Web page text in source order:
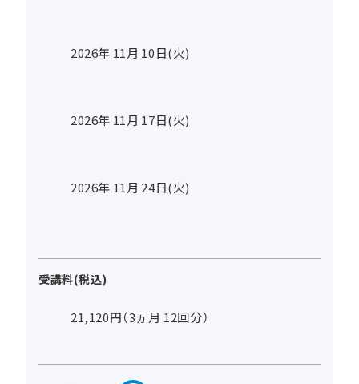
2026年 11月 10日(火)
2026年 11月 17日(火)
2026年 11月 24日(火)
受講料(税込)
21,120円（3ヵ月 12回分）